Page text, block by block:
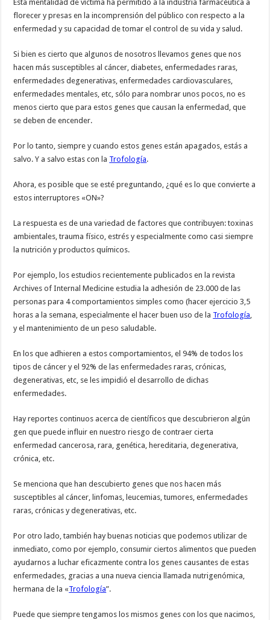
Esta mentalidad de víctima ha permitido a la industria farmacéutica a
florecer y presas en la incomprensión del público con respecto a la
enfermedad y su capacidad de tomar el control de su vida y salud.
Si bien es cierto que algunos de nosotros llevamos genes que nos
hacen más susceptibles al cáncer, diabetes, enfermedades raras,
enfermedades degenerativas, enfermedades cardiovasculares,
enfermedades mentales, etc, sólo para nombrar unos pocos, no es
menos cierto que para estos genes que causan la enfermedad, que
se deben de encender.
Por lo tanto, siempre y cuando estos genes están apagados, estás a
salvo. Y a salvo estas con la Trofología.
Ahora, es posible que se esté preguntando, ¿qué es lo que convierte a
estos interruptores «ON»?
La respuesta es de una variedad de factores que contribuyen: toxinas
ambientales, trauma físico, estrés y especialmente como casi siempre
la nutrición y productos químicos.
Por ejemplo, los estudios recientemente publicados en la revista
Archives of Internal Medicine estudia la adhesión de 23.000 de las
personas para 4 comportamientos simples como (hacer ejercicio 3,5
horas a la semana, especialmente el hacer buen uso de la Trofología,
y el mantenimiento de un peso saludable.
En los que adhieren a estos comportamientos, el 94% de todos los
tipos de cáncer y el 92% de las enfermedades raras, crónicas,
degenerativas, etc, se les impidió el desarrollo de dichas
enfermedades.
Hay reportes continuos acerca de científicos que descubrieron algún
gen que puede influir en nuestro riesgo de contraer cierta
enfermedad cancerosa, rara, genética, hereditaria, degenerativa,
crónica, etc.
Se menciona que han descubierto genes que nos hacen más
susceptibles al cáncer, linfomas, leucemias, tumores, enfermedades
raras, crónicas y degenerativas, etc.
Por otro lado, también hay buenas noticias que podemos utilizar de
inmediato, como por ejemplo, consumir ciertos alimentos que pueden
ayudarnos a luchar eficazmente contra los genes causantes de estas
enfermedades, gracias a una nueva ciencia llamada nutrigenómica,
hermana de la «Trofología”.
Puede que siempre tengamos los mismos genes con los que nacimos,